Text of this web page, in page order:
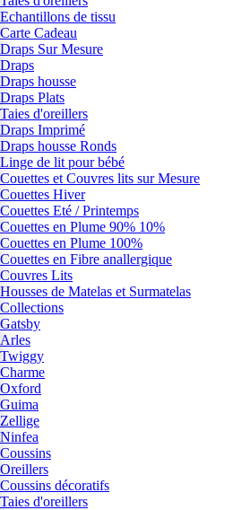
Echantillons de tissu
Carte Cadeau
Draps Sur Mesure
Draps
Draps housse
Draps Plats
Taies d'oreillers
Draps Imprimé
Draps housse Ronds
Linge de lit pour bébé
Couettes et Couvres lits sur Mesure
Couettes Hiver
Couettes Eté / Printemps
Couettes en Plume 90% 10%
Couettes en Plume 100%
Couettes en Fibre anallergique
Couvres Lits
Housses de Matelas et Surmatelas
Collections
Gatsby
Arles
Twiggy
Charme
Oxford
Guima
Zellige
Ninfea
Coussins
Oreillers
Coussins décoratifs
Taies d'oreillers